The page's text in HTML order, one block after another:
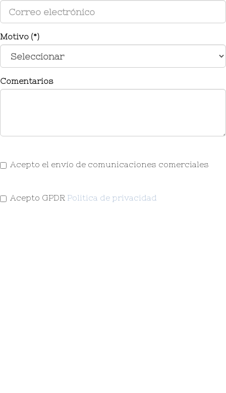
Motivo (*)
Comentarios
Acepto el envío de comunicaciones comerciales
Acepto GPDR Politica de privacidad